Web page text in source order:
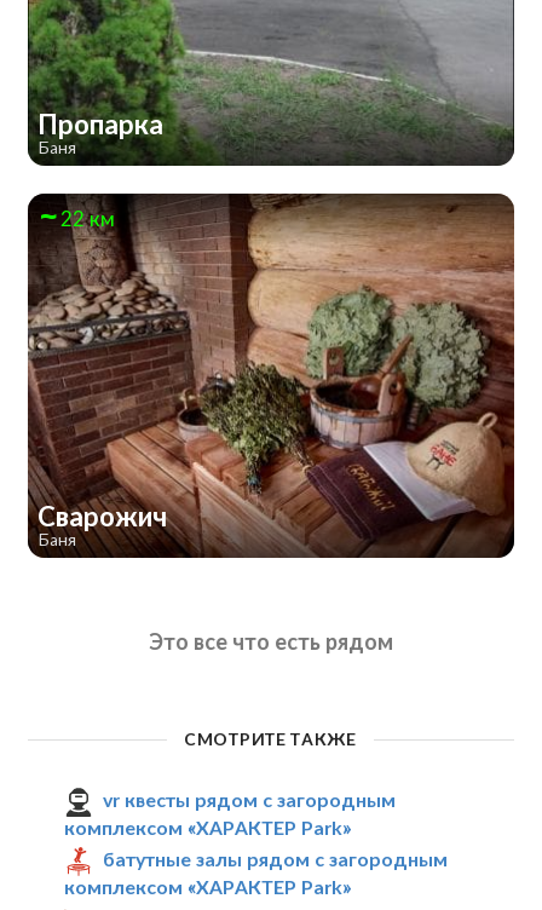
Пропарка
Баня
22 км
Сварожич
Баня
Это все что есть рядом
СМОТРИТЕ ТАКЖЕ
vr квесты рядом с загородным
комплексом «ХАРАКТЕР Park»
батутные залы рядом с загородным
комплексом «ХАРАКТЕР Park»